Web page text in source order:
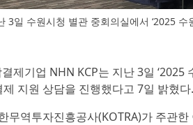
3일 수원시청 별관 중회의실에서 ‘2025
제기업 NHN KCP는 지난 3일
지원 상담을 진행했다고 7일 밝혔다.
무역투자진흥공사(KOTRA)가 주관